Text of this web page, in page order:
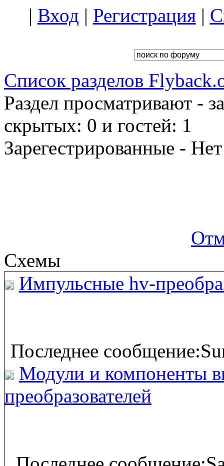
| Вход | Регистрация|
Список разделов
Раздел просматривают -
скрытых: 0 и гостей: 1
Зарегестрированные - Нет
Схемы
Импульсные hv-
Последнее
Модули и компоненты
преобразователей